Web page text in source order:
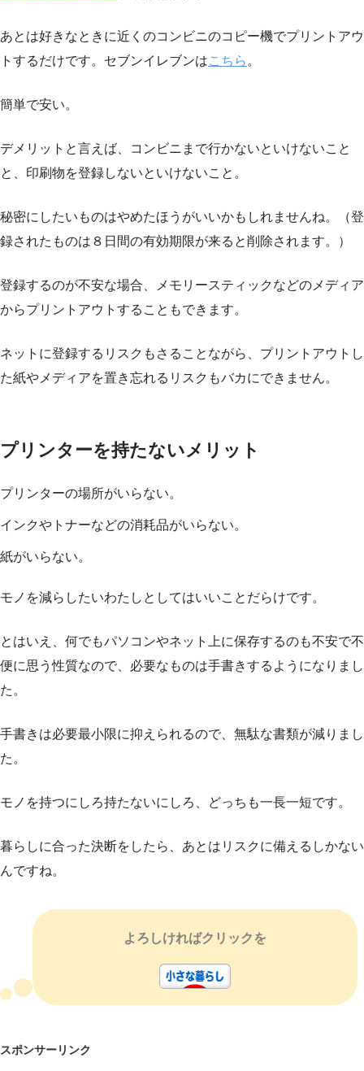
あとは好きなときに近くのコンビニのコピー機でプリントアウ
トするだけです。セブンイレブンはこちら 。
簡単で安い。
デメリットと言えば、コンビニまで行かないといけないこと
と、印刷物を登録しないといけないこと。
秘密にしたいものはやめたほうがいいかもしれませんね。（登
録されたものは８日間の有効期限が来ると削除されます。）
登録するのが不安な場合、メモリースティックなどのメディア
からプリントアウトすることもできます。
ネットに登録するリスクもさることながら、プリントアウトし
た紙やメディアを置き忘れるリスクもバカにできません。
プリンターを持たないメリット
プリンターの場所がいらない。
インクやトナーなどの消耗品がいらない。
紙がいらない。
モノを減らしたいわたしとしてはいいことだらけです。
とはいえ、何でもパソコンやネット上に保存するのも不安で不
便に思う性質なので、必要なものは手書きするようになりまし
た。
手書きは必要最小限に抑えられるので、無駄な書類が減りまし
た。
モノを持つにしろ持たないにしろ、どっちも一長一短です。
暮らしに合った決断をしたら、あとはリスクに備えるしかない
んですね。
よろしければクリックを
スポンサーリンク